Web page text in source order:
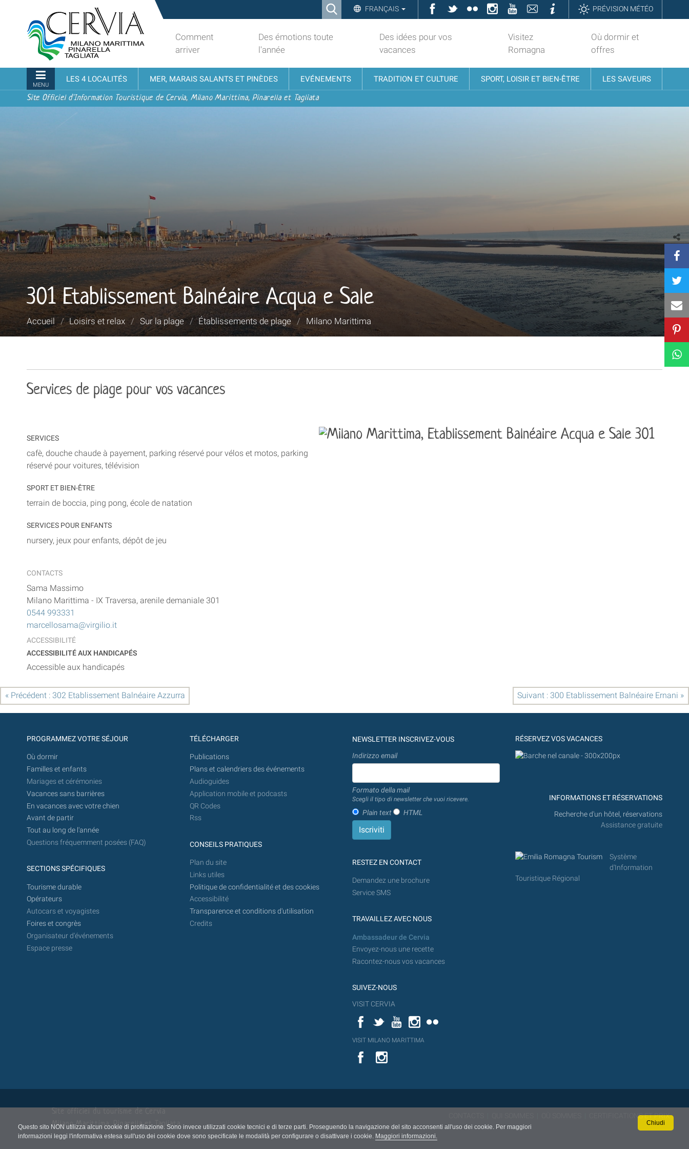
Questo sito NON utilizza alcun cookie di profilazione. Sono invece utilizzati cookie tecnici e di terze parti. Proseguendo la navigazione del sito acconsenti all'uso dei cookie. Per maggiori
informazioni leggi l'informativa estesa sull'uso dei cookie dove sono specificate le modalità per configurare o disattivare i cookie. Maggiori informazioni.
Chiudi
contenu.
à
navigation
Ricerca
Search…
FRANÇAIS Facebook
TwitterFlickrInstagramYouTubeContattiInformazioniPRÉVISION MÉTÉO
turistico
ufficiale
Cervia,
Milano
Marittima,
Pinarella,
Tagliata
Comment
arriver
Des émotions toute
l'année
Des idées pour vos
vacances
Visitez
Romagna
Où dormir et
offres
Navigation
MENU
LES 4 LOCALITÉS MER, MARAIS SALANTS ET PINÈDES EVÉNEMENTS TRADITION ET CULTURE SPORT, LOISIR ET BIEN-ÊTRE LES SAVEURS
Site Officiel d'Information Touristique de Cervia, Milano Marittima, Pinarella et Tagliata
301 Etablissement Balnéaire Acqua e Sale
Vous
êtes
Accueil / Loisirs et relax / Sur la plage / Établissements de plage / Milano Marittima
Services de plage pour vos vacances
SERVICES
cafè, douche chaude à payement, parking réservé pour vélos et motos, parking
réservé pour voitures, télévision
SPORT ET BIEN-ÊTRE
terrain de boccia, ping pong, école de natation
SERVICES POUR ENFANTS
nursery, jeux pour enfants, dépôt de jeu
CONTACTS
Sama Massimo
Milano Marittima - IX Traversa, arenile demaniale 301
0544 993331
marcellosama@virgilio.it
ACCESSIBILITÉ
ACCESSIBILITÉ AUX HANDICAPÉS
Accessible aux handicapés
« Précédent : 302 Etablissement Balnéaire Azzurra Suivant : 300 Etablissement Balnéaire Ernani »
PROGRAMMEZ VOTRE SÉJOUR
Où dormir
Familles et enfants
Mariages et cérémonies
Vacances sans barrières
En vacances avec votre chien
Avant de partir
Tout au long de l'année
Questions fréquemment posées (FAQ)
SECTIONS SPÉCIFIQUES
Tourisme durable
Opérateurs
Autocars et voyagistes
Foires et congrès
Organisateur d'événements
Espace presse
TÉLÉCHARGER
Publications
Plans et calendriers des événements
Audioguides
Application mobile et podcasts
QR Codes
Rss
CONSEILS PRATIQUES
Plan du site
Links utiles
Politique de confidentialité et des cookies
Accessibilité
Transparence et conditions d'utilisation
Credits
NEWSLETTER INSCRIVEZ-VOUS
Indirizzo email
Formato della mail
Scegli il tipo di newsletter che vuoi ricevere.
Plain text HTML
RESTEZ EN CONTACT
Demandez une brochure
Service SMS
TRAVAILLEZ AVEC NOUS
Ambassadeur de Cervia
Envoyez-nous une recette
Racontez-nous vos vacances
SUIVEZ-NOUS
VISIT CERVIA
FacebookTwitterYouTubeInstagram
YouT
VISIT MILANO MARITTIMA
Flick
VISIT
MILANO
YouTube
RÉSERVEZ VOS VACANCES
INFORMATIONS ET RÉSERVATIONS
Recherche d'un hôtel, réservations
Assistance gratuite
Système
d'Information
Touristique Régional
Milano Marittima, Pinarella et Tagliata
CERTIFICATIONS ET PRIX